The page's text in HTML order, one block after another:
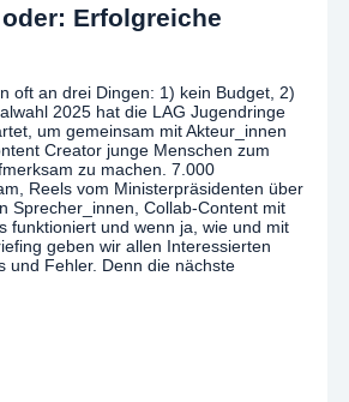
Erfolgreiche
oft an drei Dingen: 1) kein Budget, 2)
2025 hat die LAG Jugendringe
um gemeinsam mit Akteur_innen
Creator junge Menschen zum
zu machen. 7.000
Reels vom Ministerpräsidenten über
Sprecher_innen, Collab-Content mit
funktioniert und wenn ja, wie und mit
geben wir allen Interessierten
und Fehler. Denn die nächste